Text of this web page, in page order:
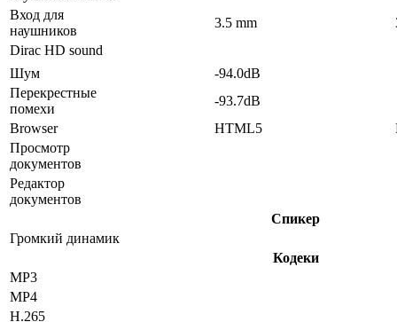
Вход для
наушников
3.5 mm
Dirac HD sound
Шум
-94.0dB
Перекрестные
помехи
-93.7dB
Browser
HTML5
Просмотр
документов
Редактор
документов
Спикер
Громкий динамик
Кодеки
MP3
MP4
H.265